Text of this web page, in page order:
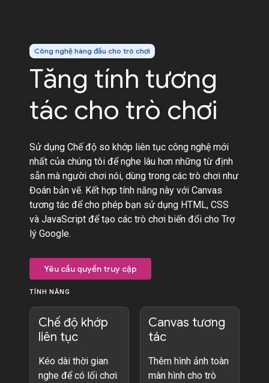
Công nghệ hàng đầu cho trò chơi
Tăng tính tương
tác cho trò chơi
Sử dụng Chế độ so khớp liên tục công nghệ mới
nhất của chúng tôi để nghe lâu hơn những từ định
sẵn mà người chơi nói, dùng trong các trò chơi như
Đoán bản vẽ. Kết hợp tính năng này với Canvas
tương tác để cho phép bạn sử dụng HTML, CSS
và JavaScript để tạo các trò chơi biến đổi cho Trợ
lý Google.
Yêu cầu quyền truy cập
TÍNH NĂNG
Chế độ khớp
liên tục
Kéo dài thời gian
nghe để có lối chơi
Canvas tương
tác
Thêm hình ảnh toàn
màn hình cho trò